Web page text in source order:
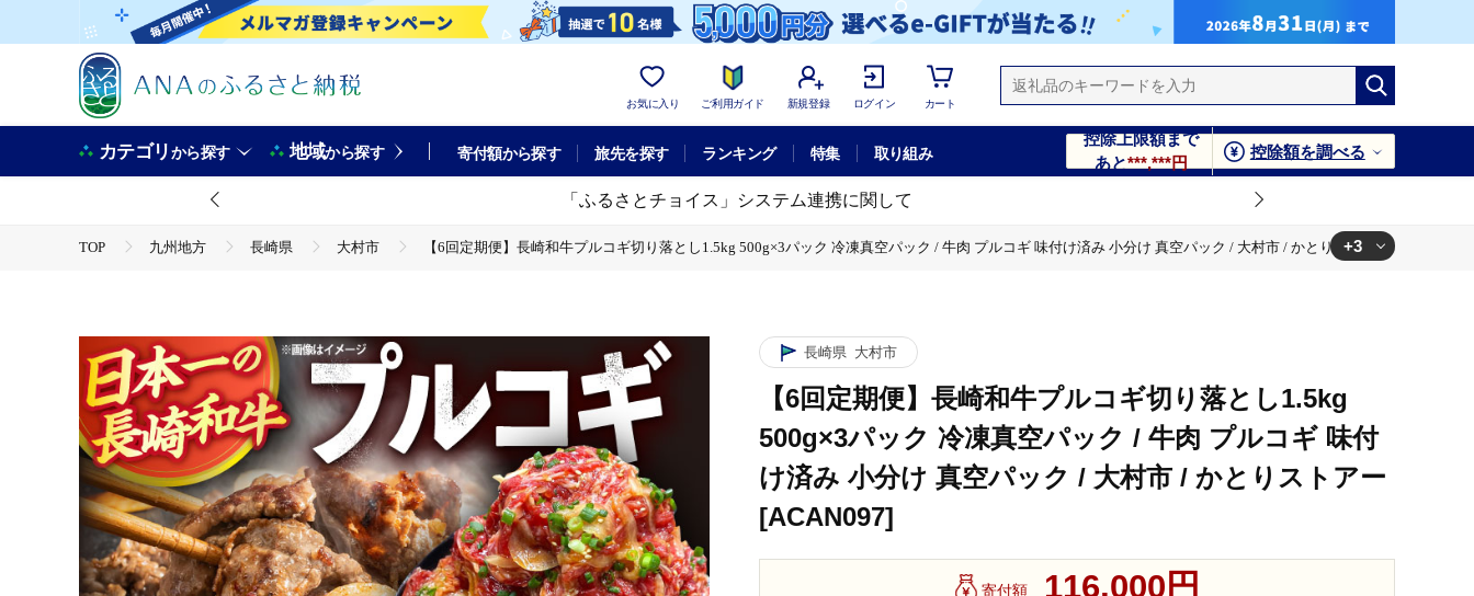
お気に入り ご利用ガイド 新規登録 ログイン カート
カテゴリから探す 地域から探す 寄付額から探す 旅先を探す ランキング 特集 取り組み
控除上限額まで
あと***,***円
控除額を調べる
「ふるさとチョイス」システム連携に関して
TOP 九州地方 長崎県 大村市
【6回定期便】長崎和牛プルコギ切り落とし1.5kg 500g×3パック 冷凍真空パック / 牛肉 プルコギ 味付け済み 小分け 真空パック / 大村市 / かとりストアー [ACAN097]
+3
長崎県 大村市
【6回定期便】長崎和牛プルコギ切り落とし1.5kg
500g×3パック 冷凍真空パック / 牛肉 プルコギ 味付
け済み 小分け 真空パック / 大村市 / かとりストアー
[ACAN097]
寄付額 116,000円